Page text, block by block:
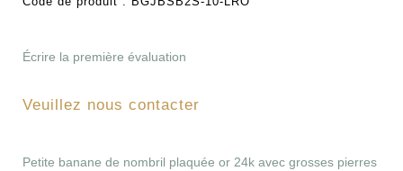
Écrire la première évaluation
Veuillez nous contacter
Petite banane de nombril plaquée or 24k avec grosses pierres